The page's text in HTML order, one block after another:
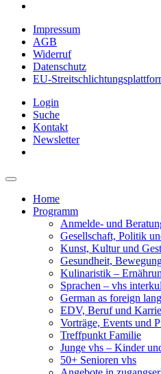
Impressum
AGB
Widerruf
Datenschutz
EU-
Login
Suche
Kontakt
Newsletter
Home
Programm
Anmelde- und
Gesellschaft, Politik
Kunst, Kultur und
Gesundheit,
Kulinaristik –
Sprachen – vhs
German as foreign
EDV, Beruf und
Vorträge, Events und
Treffpunkt Familie
Junge vhs – Kinder
50+ Senioren vhs